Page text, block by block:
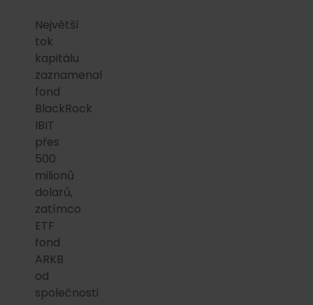
Největší
tok
kapitálu
zaznamenal
fond
BlackRock
IBIT
přes
500
milionů
dolarů,
zatímco
ETF
fond
ARKB
od
společnosti